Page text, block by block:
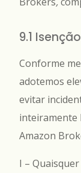
9.1
Conforme
adotemos
evitar
inteiramente
Amazon
I –